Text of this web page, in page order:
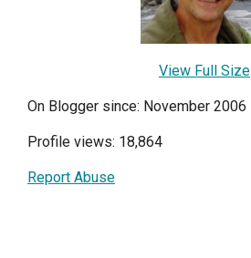
View Full Size
On Blogger since: November 2006
Profile views: 18,864
Report Abuse